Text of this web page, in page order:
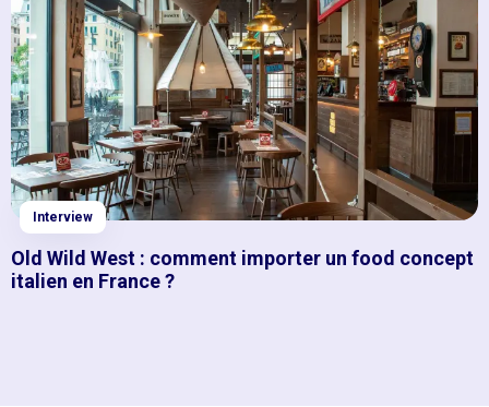
Interview
Old Wild West : comment importer un food concept
italien en France ?